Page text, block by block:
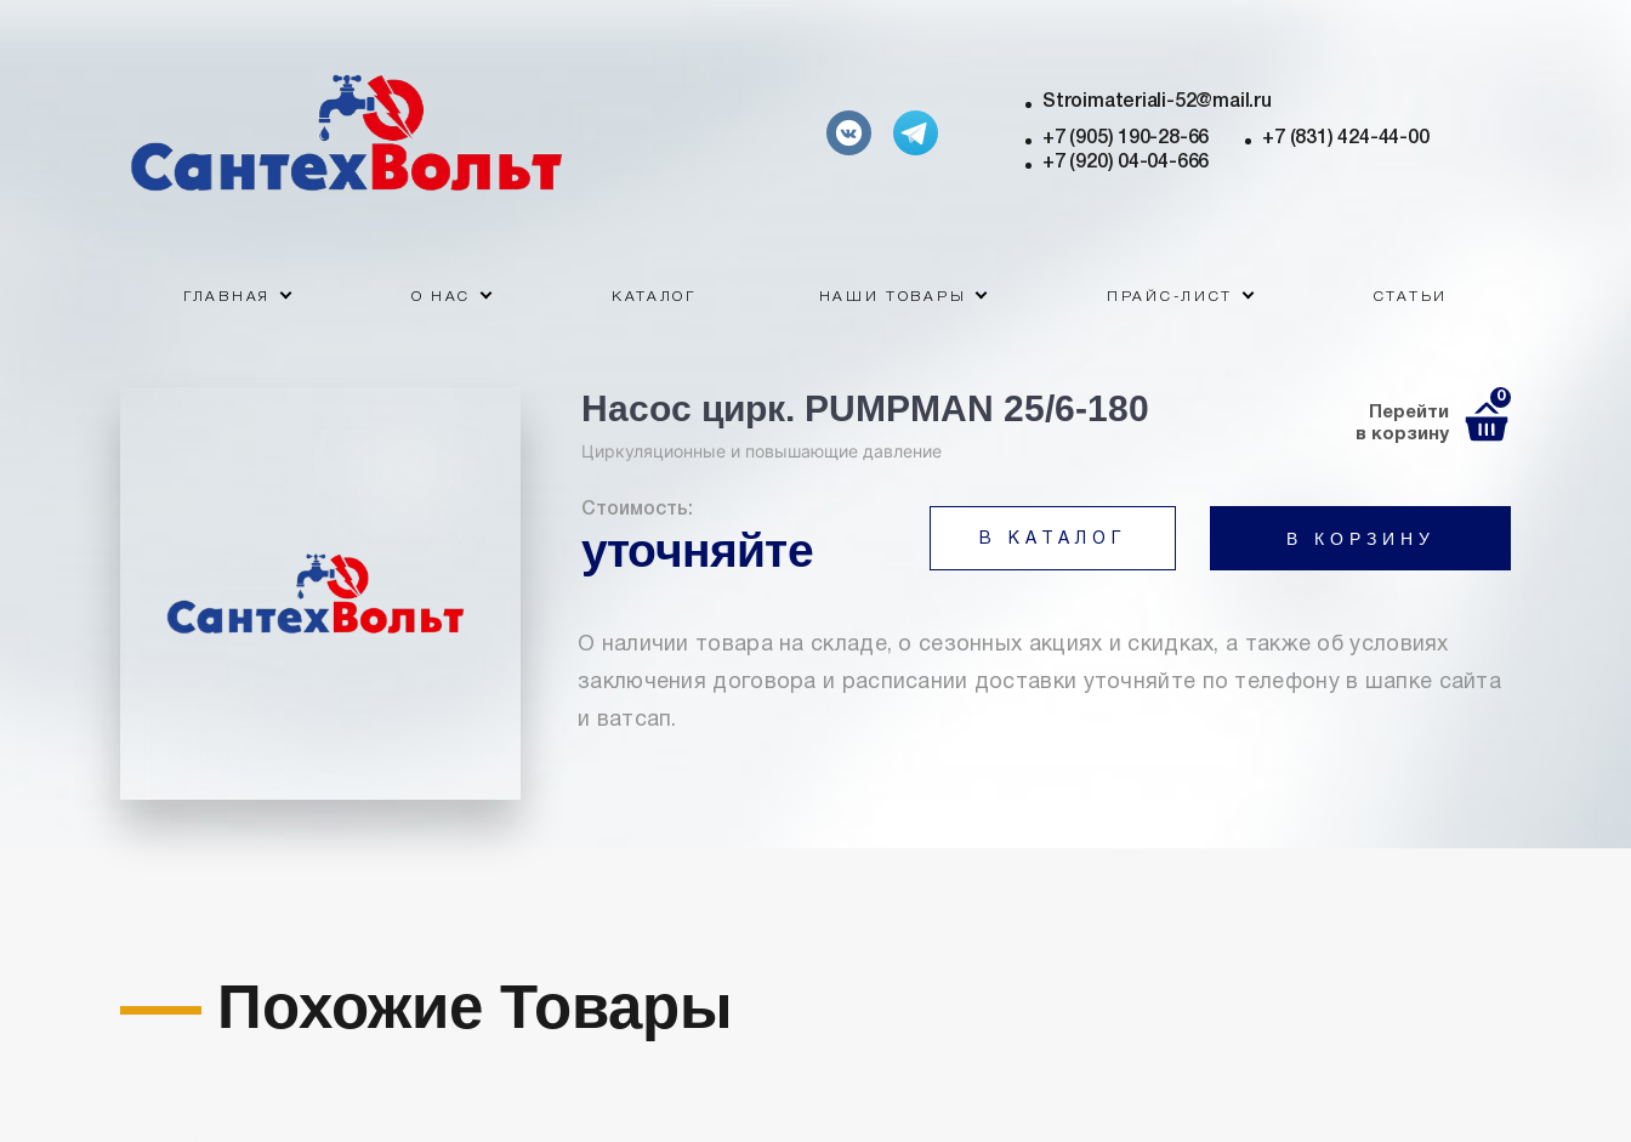
Stroimateriali-52@mail.ru
+7 (905) 190-28-66
+7 (831) 424-44-00
+7 (920) 04-04-666
ГЛАВНАЯ О НАС КАТАЛОГ НАШИ ТОВАРЫ ПРАЙС-ЛИСТ СТАТЬИ
Насос цирк. PUMPMAN 25/6-180
Циркуляционные и повышающие давление
Перейти
в корзину
0
Стоимость:
уточняйте В КАТАЛОГ В КОРЗИНУ
О наличии товара на складе, о сезонных акциях и скидках, а также об условиях
заключения договора и расписании доставки уточняйте по телефону в шапке сайта
и ватсап.
Похожие Товары